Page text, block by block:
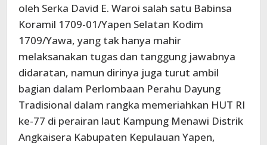
oleh Serka David E. Waroi salah satu Babinsa
Koramil 1709-01/Yapen Selatan Kodim
1709/Yawa, yang tak hanya mahir
melaksanakan tugas dan tanggung jawabnya
didaratan, namun dirinya juga turut ambil
bagian dalam Perlombaan Perahu Dayung
Tradisional dalam rangka memeriahkan HUT RI
ke-77 di perairan laut Kampung Menawi Distrik
Angkaisera Kabupaten Kepulauan Yapen,